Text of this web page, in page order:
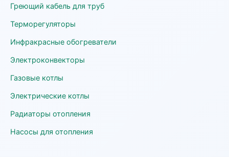
Греющий кабель для труб
Терморегуляторы
Инфракрасные обогреватели
Электроконвекторы
Газовые котлы
Электрические котлы
Радиаторы отопления
Насосы для отопления